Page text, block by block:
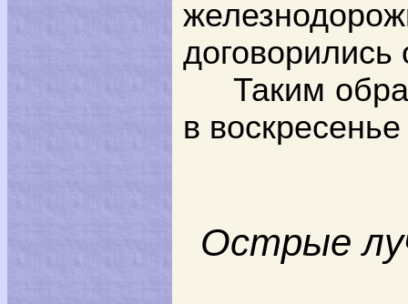
договорились
Таким
в воскресенье
Острые